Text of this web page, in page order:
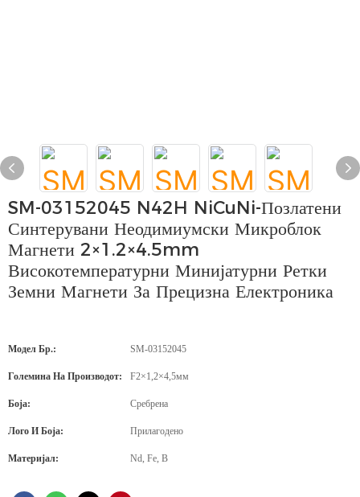
SM-03152045 N42H NiCuNi-Позлатени
Синтерувани Неодимиумски Микроблок
Магнети 2×1.2×4.5mm
Високотемпературни Минијатурни Ретки
Земни Магнети За Прецизна Електроника
Модел Бр.: SM-03152045
Големина На Производот: F2×1,2×4,5мм
Боја: Сребрена
Лого И Боја: Прилагодено
Материјал: Nd, Fe, B